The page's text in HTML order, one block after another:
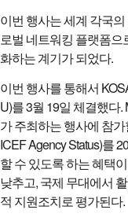
이번 행사는 세계 각국
로벌 네트워킹 플랫폼으
화하는 계기가 되었다.
이번 행사를 통해서
U)를 3월 19일 체결했다
가 주최하는 행사에 참
ICEF Agency Status)를
할 수 있도록 하는 혜택
낮추고, 국제 무대에서
적 지원조치로 평가된다.